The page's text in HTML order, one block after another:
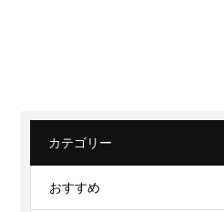
カテゴリー
おすすめ